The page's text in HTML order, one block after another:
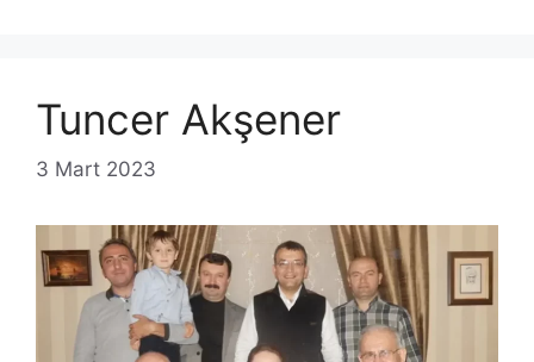
Tuncer Akşener
3 Mart 2023